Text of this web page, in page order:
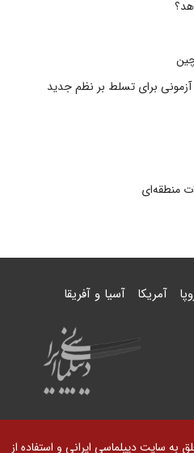
آزمونی برای تسلط بر نظم جدید
منطقه‌ای
آمریکا آسیا و آفریقا
سایت دیپلماسی ایرانی و استفاده از